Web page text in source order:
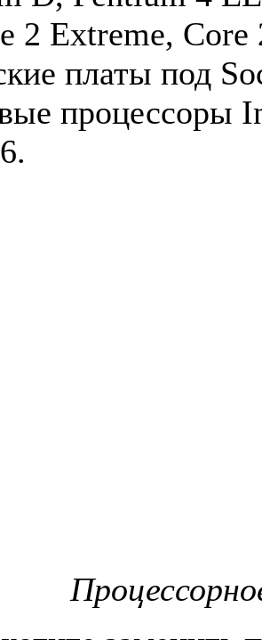
2 Extreme,
платы под
процессоры